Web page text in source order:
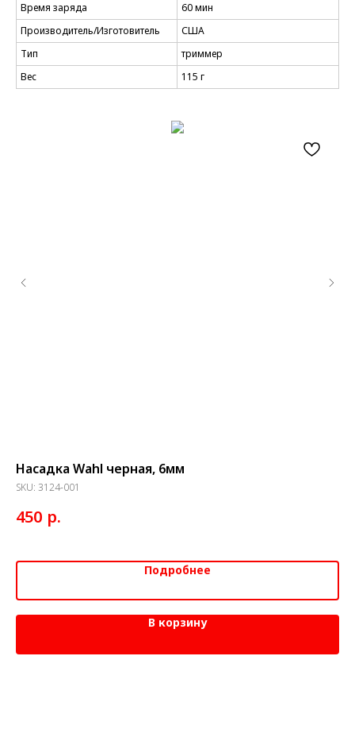
Время заряда
60 мин
Производитель/Изготовитель
США
Тип
триммер
Вес
115 г
Насадка Wahl черная, 6мм
SKU: 3124-001
450 р.
Подробнее
В корзину